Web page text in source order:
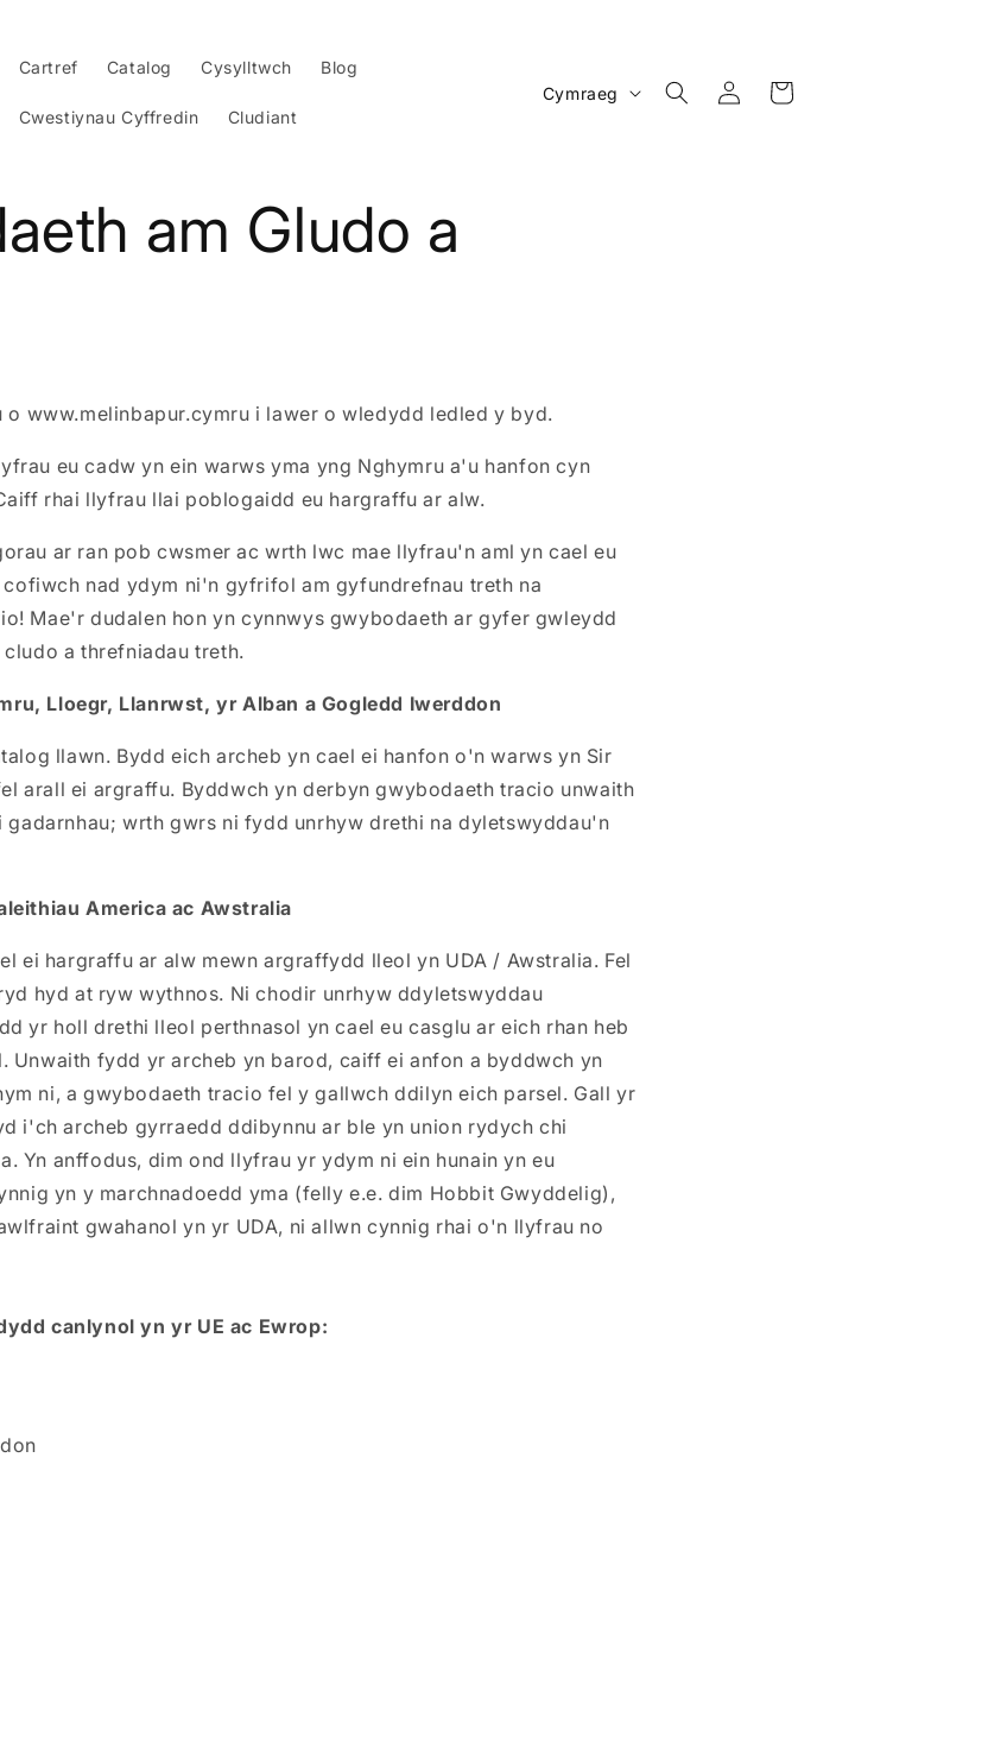
Cartref Catalog Cysylltwch Blog
Cwestiynau Cyffredin Cludiant
Cymraeg Mewngofnodi
Cart
am Gludo a
o www.melinbapur.cymru i lawer o wledydd ledled y byd.
eu cadw yn ein warws yma yng Nghymru a'u hanfon cyn
rhai llyfrau llai poblogaidd eu hargraffu ar alw.
ar ran pob cwsmer ac wrth lwc mae llyfrau'n aml yn cael eu
cofiwch nad ydym ni'n gyfrifol am gyfundrefnau treth na
Mae'r dudalen hon yn cynnwys gwybodaeth ar gyfer gwleydd
a threfniadau treth.
Lloegr, Llanrwst, yr Alban a Gogledd Iwerddon
llawn. Bydd eich archeb yn cael ei hanfon o'n warws yn Sir
arall ei argraffu. Byddwch yn derbyn gwybodaeth tracio unwaith
wrth gwrs ni fydd unrhyw drethi na dyletswyddau'n
America ac Awstralia
ei hargraffu ar alw mewn argraffydd lleol yn UDA / Awstralia. Fel
hyd at ryw wythnos. Ni chodir unrhyw ddyletswyddau
yr holl drethi lleol perthnasol yn cael eu casglu ar eich rhan heb
Unwaith fydd yr archeb yn barod, caiff ei anfon a byddwch yn
ni, a gwybodaeth tracio fel y gallwch ddilyn eich parsel. Gall yr
i'ch archeb gyrraedd ddibynnu ar ble yn union rydych chi
Yn anffodus, dim ond llyfrau yr ydym ni ein hunain yn eu
yn y marchnadoedd yma (felly e.e. dim Hobbit Gwyddelig),
gwahanol yn yr UDA, ni allwn cynnig rhai o'n llyfrau no
canlynol yn yr UE ac Ewrop: